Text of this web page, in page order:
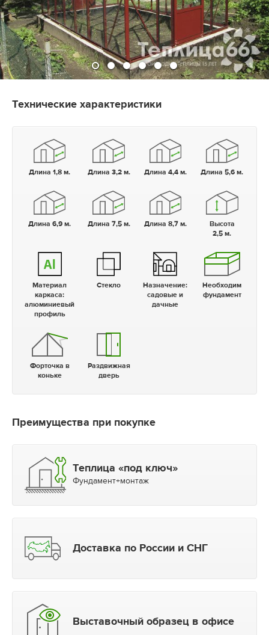
Технические характеристики
Длина 1,8 м. Длина 3,2 м. Длина 4,4 м. Длина 5,6 м.
Длина 6,9 м. Длина 7,5 м. Длина 8,7 м.
Высота
2,5 м.
Материал
каркаса:
алюминиевый
профиль
Стекло
Назначение:
садовые и
дачные
Необходим
фундамент
Форточка в
коньке
Раздвижная
дверь
Преимущества при покупке
Теплица «под ключ»
Фундамент+монтаж
Доставка по России и СНГ
Выставочный образец в офисе